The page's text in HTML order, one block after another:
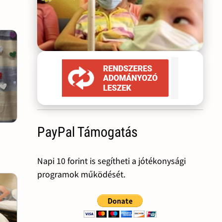
PayPal Támogatás
Napi 10 forint is segítheti a jótékonysági
programok működését.